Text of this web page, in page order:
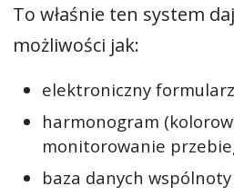
To właśnie ten system
możliwości jak:
elektroniczny formularz
harmonogram
monitorowanie
baza danych